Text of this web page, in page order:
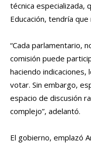
técnica especializada,
Educación, tendría
“Cada parlamentario,
comisión puede
haciendo indicaciones,
votar. Sin embargo,
espacio de discusión
complejo”, adelantó.
El gobierno, emplazó